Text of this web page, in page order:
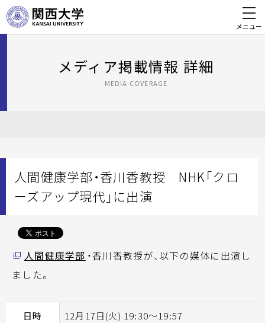
メニュー
メディア掲載情報 詳細
MEDIA COVERAGE
人間健康学部・香川香教授 NHK「クロ
ーズアップ現代」に出演
人間健康学部 ・香川香教授が、以下の媒体に出演し
ました。
日時 12月17日(火) 19:30～19:57